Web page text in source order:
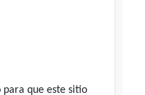
para que este sitio